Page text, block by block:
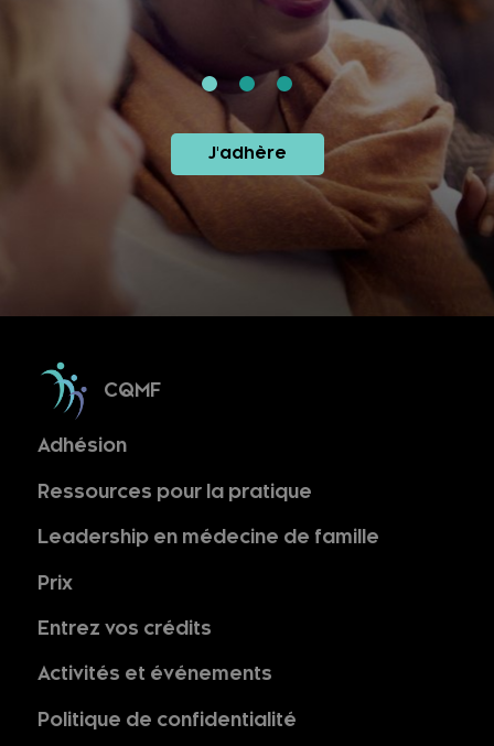
J'adhère
CQMF
Adhésion
Ressources pour la pratique
Leadership en médecine de famille
Prix
Entrez vos crédits
Activités et événements
Politique de confidentialité